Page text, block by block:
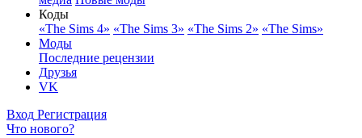
Коды
«The Sims 4» «The Sims 3» «The Sims 2» «The Sims»
Моды
Последние рецензии
Друзья
VK
Вход Регистрация
Что нового?